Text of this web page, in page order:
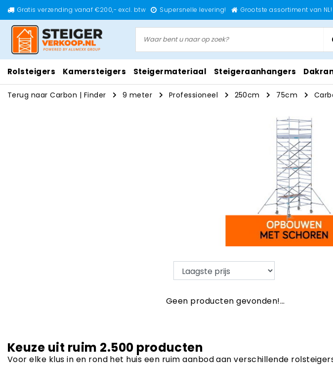
Gratis verzending vanaf €200,- excl. btw Supersnelle levering! Grootste assortiment van NL!
Rolsteigers Kamersteigers Steigermateriaal Steigeraanhangers
Terug naar Carbon | Finder 9 meter Professioneel 250cm 75cm
Geen producten gevonden!...
Keuze uit ruim 2.500 producten
Voor elke klus in en rond het huis een ruim aanbod aan verschillende